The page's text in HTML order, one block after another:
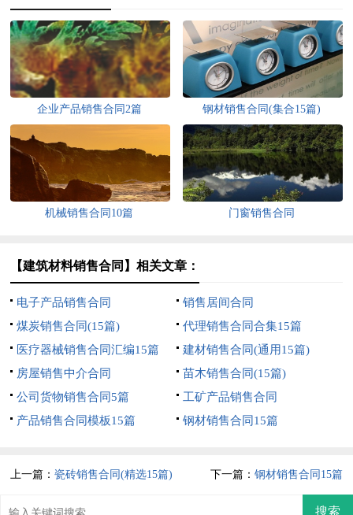
企业产品销售合同2篇 钢材销售合同(集合15篇)
机械销售合同10篇 门窗销售合同
【建筑材料销售合同】相关文章：
电子产品销售合同
销售居间合同
煤炭销售合同(15篇)
代理销售合同合集15篇
医疗器械销售合同汇编15篇
建材销售合同(通用15篇)
房屋销售中介合同
苗木销售合同(15篇)
公司货物销售合同5篇
工矿产品销售合同
产品销售合同模板15篇
钢材销售合同15篇
上一篇：瓷砖销售合同(精选15篇) 下一篇： 钢材销售合同15篇